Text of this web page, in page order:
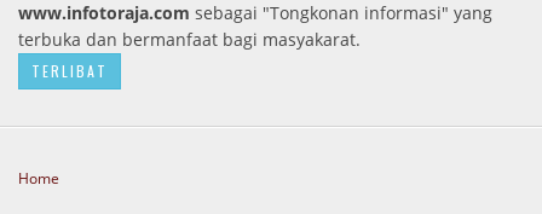
www.infotoraja.com sebagai "Tongkonan informasi" yang
terbuka dan bermanfaat bagi masyakarat.
TERLIBAT
Home